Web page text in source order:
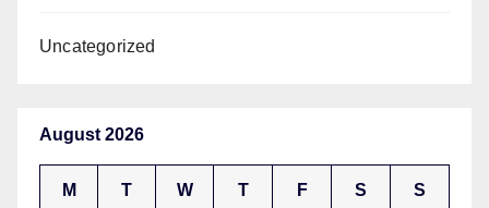
Uncategorized
August 2026
M T W T F S S